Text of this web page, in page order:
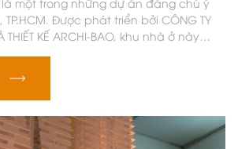
Được phát triển bởi CÔNG TY
THIẾT KẾ ARCHI-BAO, khu nhà ở này
một nơi an cư lý tưởng giữa thành